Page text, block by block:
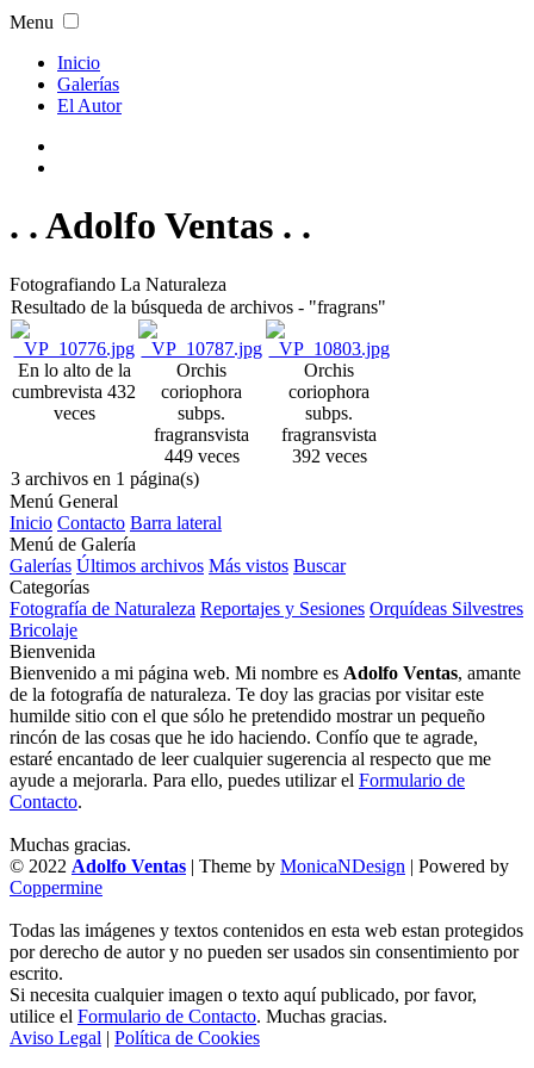
Menu
Inicio
Galerías
El Autor
. . Adolfo Ventas . .
Fotografiando La Naturaleza
Resultado de la búsqueda de archivos - "fragrans"
En lo alto de la
cumbrevista 432
veces
Orchis
coriophora
subps.
fragransvista
449 veces
Orchis
coriophora
subps.
fragransvista
392 veces
3 archivos en 1 página(s)
Menú General
Inicio Contacto Barra lateral
Menú de Galería
Galerías Últimos archivos Más vistos Buscar
Categorías
Fotografía de Naturaleza Reportajes y Sesiones Orquídeas Silvestres
Bricolaje
Bienvenida
Bienvenido a mi página web. Mi nombre es Adolfo Ventas, amante
de la fotografía de naturaleza. Te doy las gracias por visitar este
humilde sitio con el que sólo he pretendido mostrar un pequeño
rincón de las cosas que he ido haciendo. Confío que te agrade,
estaré encantado de leer cualquier sugerencia al respecto que me
ayude a mejorarla. Para ello, puedes utilizar el Formulario de
Contacto.
Muchas gracias.
© 2022 Adolfo Ventas | Theme by MonicaNDesign | Powered by
Coppermine
Todas las imágenes y textos contenidos en esta web estan protegidos
por derecho de autor y no pueden ser usados sin consentimiento por
escrito.
Si necesita cualquier imagen o texto aquí publicado, por favor,
utilice el Formulario de Contacto. Muchas gracias.
Aviso Legal | Política de Cookies